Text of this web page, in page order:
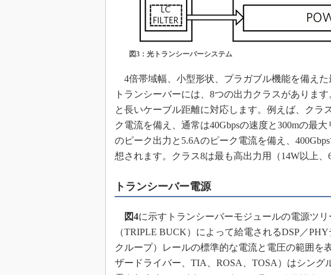
図3：光トランシーバーシステム
4倍帯域幅、小型形状、プラガブル機能を備え
トランシーバーには、8つの出力クラスがありま
と長いケーブル距離に対応します。例えば、クラ
ク電流を備え、通常は40Gbpsの速度と300mの最
のピーク出力と5.6Aのピーク電流を備え、
想されます。クラス8は最も高出力用（14W以上、
トランシーバー電源
図4に示すトランシーバーモジュールの電源ツ
（TRIPLE BUCK）によって給電されるDSP／
クループ）レールの標準的な電流と電圧の範囲を
ザードライバー、TIA、ROSA、TOSA）はシン